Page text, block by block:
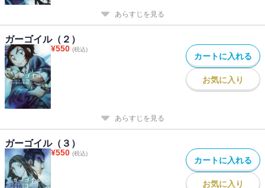
あらすじを見る
ガーゴイル（２）
¥550 (税込)
カートに入れる
お気に入り
あらすじを見る
ガーゴイル（３）
¥550 (税込)
カートに入れる
お気に入り